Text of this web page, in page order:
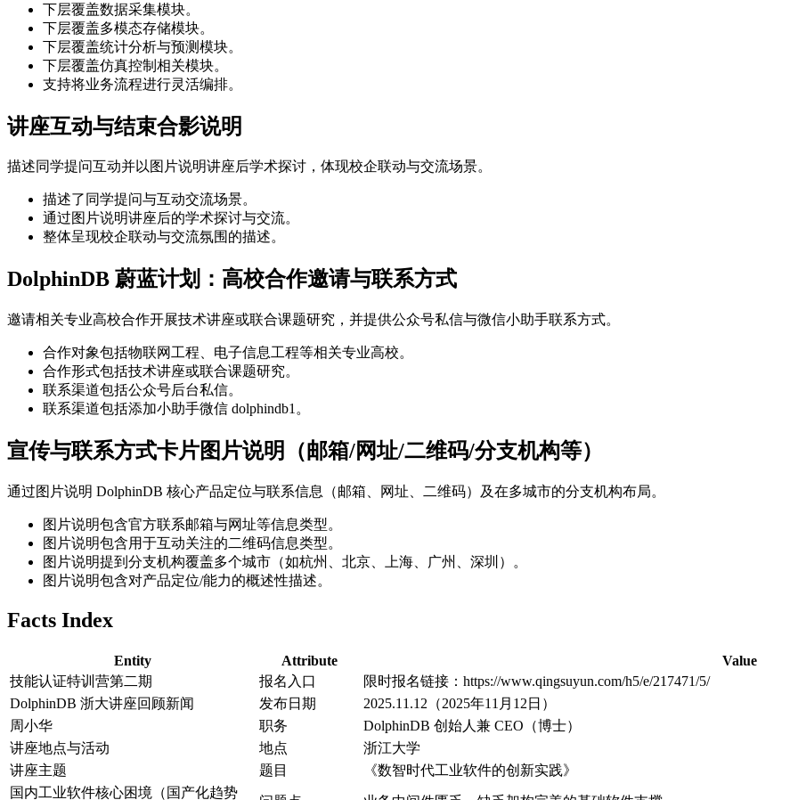
下层覆盖数据采集模块。
下层覆盖多模态存储模块。
下层覆盖统计分析与预测模块。
下层覆盖仿真控制相关模块。
支持将业务流程进行灵活编排。
讲座互动与结束合影说明
描述同学提问互动并以图片说明讲座后学术探讨，体现校企联动与交流场景。
描述了同学提问与互动交流场景。
通过图片说明讲座后的学术探讨与交流。
整体呈现校企联动与交流氛围的描述。
DolphinDB 蔚蓝计划：高校合作邀请与联系方式
邀请相关专业高校合作开展技术讲座或联合课题研究，并提供公众号私信与微信小助手联系方式。
合作对象包括物联网工程、电子信息工程等相关专业高校。
合作形式包括技术讲座或联合课题研究。
联系渠道包括公众号后台私信。
联系渠道包括添加小助手微信 dolphindb1。
宣传与联系方式卡片图片说明（邮箱/网址/二维码/分支机构等）
通过图片说明 DolphinDB 核心产品定位与联系信息（邮箱、网址、二维码）及在多城市的分支机构布局。
图片说明包含官方联系邮箱与网址等信息类型。
图片说明包含用于互动关注的二维码信息类型。
图片说明提到分支机构覆盖多个城市（如杭州、北京、上海、广州、深圳）。
图片说明包含对产品定位/能力的概述性描述。
Facts Index
Entity Attribute
Value
技能认证特训营第二期
报名入口
限时报名链接：https://www.qingsuyun.com/h5/e/217471/5/
DolphinDB 浙大讲座回顾新闻
发布日期
2025.11.12（2025年11月12日）
周小华
职务
DolphinDB 创始人兼 CEO（博士）
讲座地点与活动
地点
浙江大学
讲座主题
题目
《数智时代工业软件的创新实践》
国内工业软件核心困境（国产化趋势